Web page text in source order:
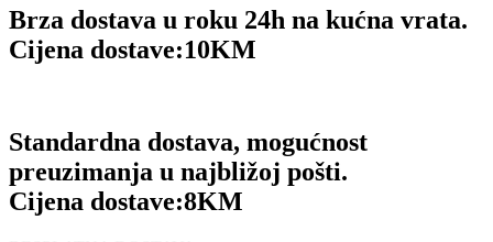
Brza dostava u roku 24h na kućna vrata.
Cijena dostave:10KM
Standardna dostava, mogućnost
preuzimanja u najbližoj pošti.
Cijena dostave:8KM